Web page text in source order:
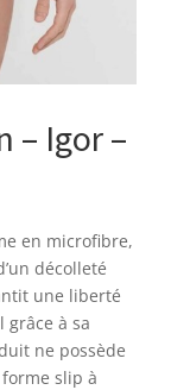
– Igor –
en microfibre,
décolleté
une liberté
à sa
ne possède
slip à